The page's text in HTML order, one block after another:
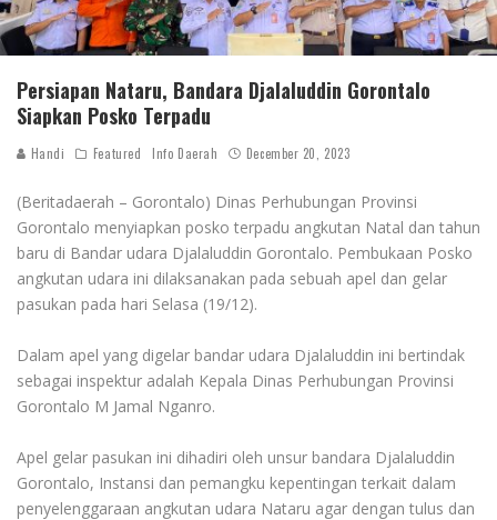
Persiapan Nataru, Bandara Djalaluddin Gorontalo
Siapkan Posko Terpadu
Handi Featured Info Daerah December 20, 2023
(Beritadaerah – Gorontalo) Dinas Perhubungan Provinsi
Gorontalo menyiapkan posko terpadu angkutan Natal dan tahun
baru di Bandar udara Djalaluddin Gorontalo. Pembukaan Posko
angkutan udara ini dilaksanakan pada sebuah apel dan gelar
pasukan pada hari Selasa (19/12).
Dalam apel yang digelar bandar udara Djalaluddin ini bertindak
sebagai inspektur adalah Kepala Dinas Perhubungan Provinsi
Gorontalo M Jamal Nganro.
Apel gelar pasukan ini dihadiri oleh unsur bandara Djalaluddin
Gorontalo, Instansi dan pemangku kepentingan terkait dalam
penyelenggaraan angkutan udara Nataru agar dengan tulus dan